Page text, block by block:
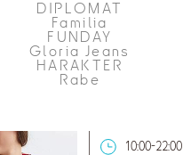
DIPLOMAT
Familia
FUNDAY
Gloria Jeans
HARAKTER
Rabe
10:00-22:00